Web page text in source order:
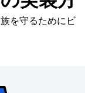
を守るためにビ